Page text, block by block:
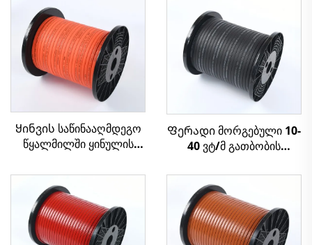
Ყინვის საწინააღმდეგო
წყალმილში ყინულის
წყალგამძლე
თვითრეგულირებადი
გათბობის კაბელი
Ფერადი მორგებული 10-
40 ვტ/მ გათბობის
სისტემისთვის